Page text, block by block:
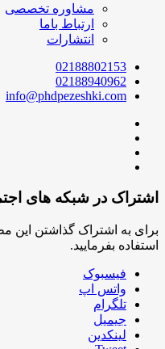
مشاوره تخصصی
ارتباط باما
انتشارات
02188802153
02188940962
info@phdpezeshki.com
اشتراک در شبکه های
برای به اشتراک گذاشتن این
استفاده بفرمایید.
فیسبوک
واتس اپ
تلگرام
جیمیل
لینکدین